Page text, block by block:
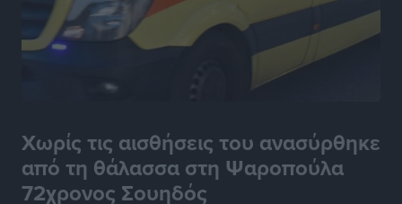
Χωρίς τις αισθήσεις του ανασύρθηκε
από τη θάλασσα στη Ψαροπούλα
72χρονος Σουηδός